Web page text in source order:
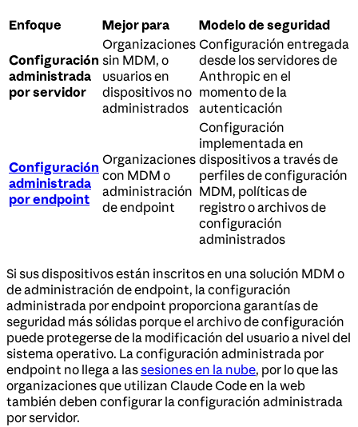
Enfoque Mejor para Modelo de seguridad
Configuración
administrada
por servidor
Organizaciones
sin MDM, o
usuarios en
dispositivos no
administrados
Configuración entregada
desde los servidores de
Anthropic en el
momento de la
autenticación
Configuración
administrada
por endpoint
Organizaciones
con MDM o
administración
de endpoint
Configuración
implementada en
dispositivos a través de
perfiles de configuración
MDM, políticas de
registro o archivos de
configuración
administrados
Si sus dispositivos están inscritos en una solución MDM o
de administración de endpoint, la configuración
administrada por endpoint proporciona garantías de
seguridad más sólidas porque el archivo de configuración
puede protegerse de la modificación del usuario a nivel del
sistema operativo. La configuración administrada por
endpoint no llega a lassesiones en la nube, por lo que las
organizaciones que utilizan Claude Code en la web
también deben configurar la configuración administrada
por servidor.